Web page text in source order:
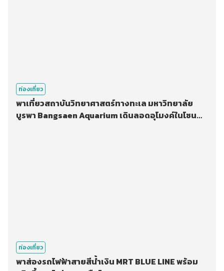
ท่องเที่ยว
พาเที่ยวสถาบันวิทยาศาสตร์ทางทะเล มหาวิทยาลัย
บูรพา Bangsaen Aquarium เดินลอดอุโมงค์ในโซน
ท่องเที่ยว
พาส่องรถไฟฟ้าสายสีน้ำเงิน MRT BLUE LINE พร้อม